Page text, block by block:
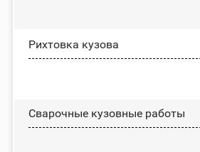
Рихтовка кузова
Сварочные кузовные работы